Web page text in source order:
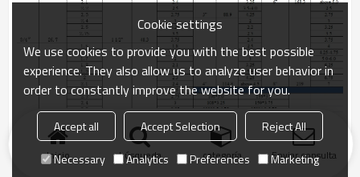
Inicio búsqueda categoría Enviar consulta
Cookie settings
We use cookies to provide you with the best possible
experience. They also allow us to analyze user behavior in
order to constantly improve the website for you.
Accept all Accept Selection
Reject All
Necessary
Analytics Preferences Marketing